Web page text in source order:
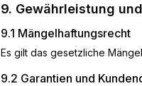
9. Gewährleistung
9.1 Mängelhaftungsrecht
Es gilt das gesetzliche
9.2 Garantien und